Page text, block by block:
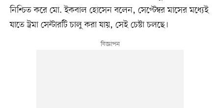
নিশ্চিত করে মো. ইকবাল হোসেন বলেন, সেপ্টেম্বর মাসের মধ্যেই
যাতে ট্রমা সেন্টারটি চালু করা যায়, সেই চেষ্টা চলছে।